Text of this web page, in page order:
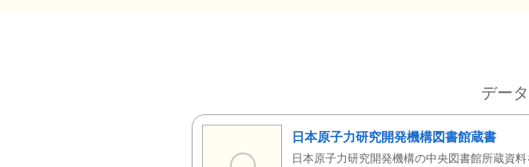
デー
日本原子力研究開発機構図書館蔵書
日本原子力研究開発機構の中央図書館所蔵資